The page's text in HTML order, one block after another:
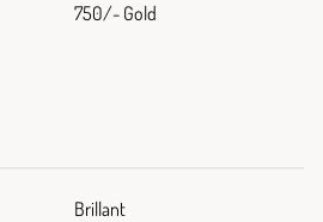
750/- Gold
Brillant